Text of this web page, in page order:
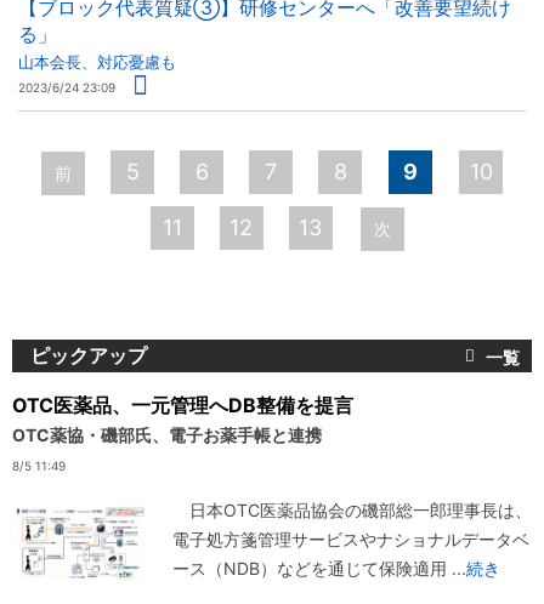
【ブロック代表質疑③】研修センターへ「改善要望続け
る」
山本会長、対応憂慮も
2023/6/24 23:09
ペ
ー
前 5 6 7 8 9 10
11 12 13 次
ピックアップ
OTC医薬品、一元管理へDB整備を提言
OTC薬協・磯部氏、電子お薬手帳と連携
8/5 11:49
日本OTC医薬品協会の磯部総一郎理事長は、
電子処方箋管理サービスやナショナルデータベ
ース（NDB）などを通じて保険適用 ...続き